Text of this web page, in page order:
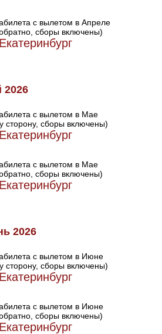
с вылетом в Апреле
сборы включены)
с вылетом в Мае
сторону, сборы включены)
с вылетом в Мае
сборы включены)
2026
с вылетом в Июне
сторону, сборы включены)
с вылетом в Июне
сборы включены)